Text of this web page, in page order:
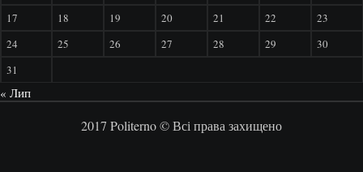
17
18 19 20 21 22
23
24
25 26 27 28 29
30
31
« Лип
2017 Politerno © Всі права захищено